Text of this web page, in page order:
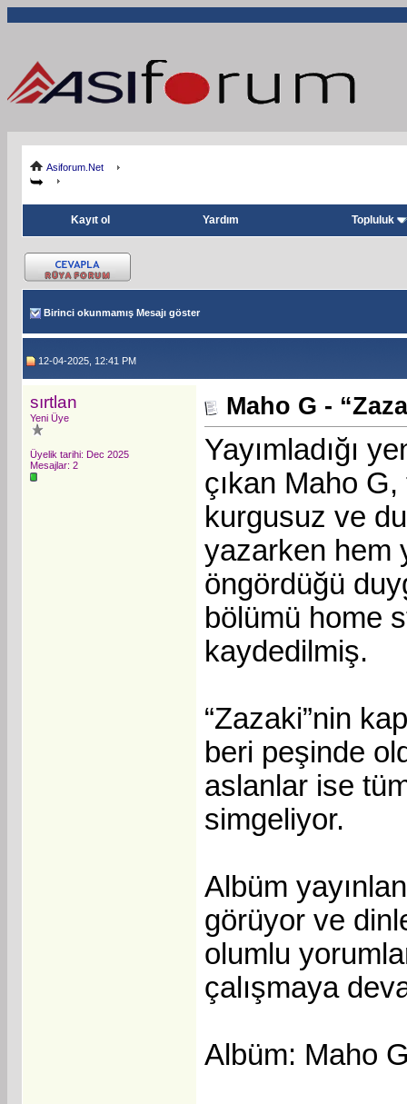
Asiforum.Net
Kayıt ol Yardım Topluluk
Birinci okunmamış Mesajı göster
12-04-2025, 12:41 PM
sırtlan
Yeni Üye
Üyelik tarihi: Dec 2025
Mesajlar: 2
Maho G -
Yayımladığı
çıkan Maho
kurgusuz ve
yazarken hem
öngördüğü
bölümü home
kaydedilmiş.
“Zazaki”nin
beri peşinde
aslanlar ise
simgeliyor.
Albüm
görüyor ve
olumlu
çalışmaya
Albüm: Maho